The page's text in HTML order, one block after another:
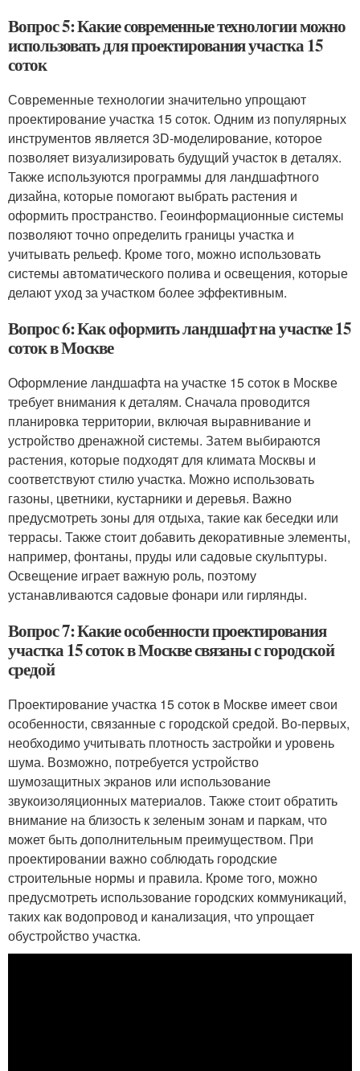
Вопрос 5: Какие современные технологии можно
использовать для проектирования участка 15
соток
Современные технологии значительно упрощают
проектирование участка 15 соток. Одним из популярных
инструментов является 3D-моделирование, которое
позволяет визуализировать будущий участок в деталях.
Также используются программы для ландшафтного
дизайна, которые помогают выбрать растения и
оформить пространство. Геоинформационные системы
позволяют точно определить границы участка и
учитывать рельеф. Кроме того, можно использовать
системы автоматического полива и освещения, которые
делают уход за участком более эффективным.
Вопрос 6: Как оформить ландшафт на участке 15
соток в Москве
Оформление ландшафта на участке 15 соток в Москве
требует внимания к деталям. Сначала проводится
планировка территории, включая выравнивание и
устройство дренажной системы. Затем выбираются
растения, которые подходят для климата Москвы и
соответствуют стилю участка. Можно использовать
газоны, цветники, кустарники и деревья. Важно
предусмотреть зоны для отдыха, такие как беседки или
террасы. Также стоит добавить декоративные элементы,
например, фонтаны, пруды или садовые скульптуры.
Освещение играет важную роль, поэтому
устанавливаются садовые фонари или гирлянды.
Вопрос 7: Какие особенности проектирования
участка 15 соток в Москве связаны с городской
средой
Проектирование участка 15 соток в Москве имеет свои
особенности, связанные с городской средой. Во-первых,
необходимо учитывать плотность застройки и уровень
шума. Возможно, потребуется устройство
шумозащитных экранов или использование
звукоизоляционных материалов. Также стоит обратить
внимание на близость к зеленым зонам и паркам, что
может быть дополнительным преимуществом. При
проектировании важно соблюдать городские
строительные нормы и правила. Кроме того, можно
предусмотреть использование городских коммуникаций,
таких как водопровод и канализация, что упрощает
обустройство участка.